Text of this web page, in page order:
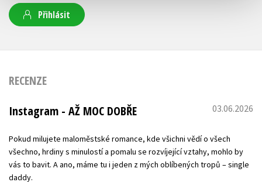
Přihlásit
RECENZE
Instagram - AŽ MOC DOBŘE
03.06.2026
Pokud milujete maloměstské romance, kde všichni vědí o všech
všechno, hrdiny s minulostí a pomalu se rozvíjející vztahy, mohlo by
vás to bavit. A ano, máme tu i jeden z mých oblíbených tropů – single
daddy.